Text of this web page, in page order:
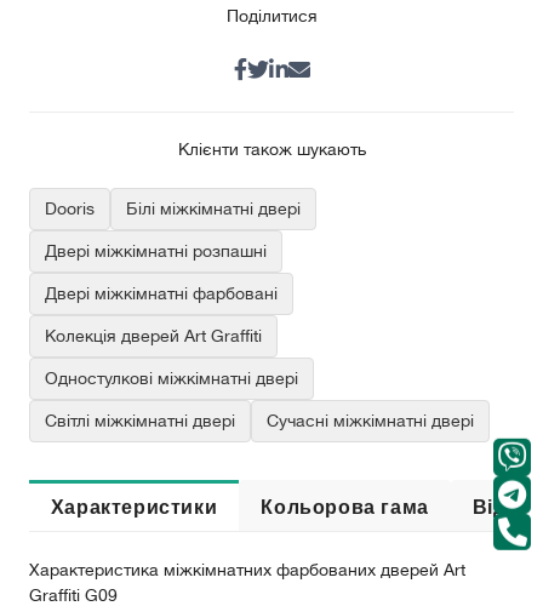
Поділитися
Клієнти також шукають
Dooris Білі міжкімнатні двері
Двері міжкімнатні розпашні
Двері міжкімнатні фарбовані
Колекція дверей Art Graffiti
Одностулкові міжкімнатні двері
Світлі міжкімнатні двері Сучасні міжкімнатні двері
Характеристики Кольорова гама
Характеристика міжкімнатних фарбованих дверей Art
Graffiti G09